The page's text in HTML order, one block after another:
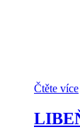
Čtěte více